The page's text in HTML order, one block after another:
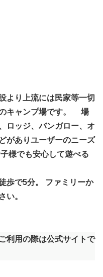
より上流には民家等一切
キャンプ場です。 場
ロッジ、バンガロー、オ
がありユーザーのニーズ
様でも安心して遊べる
歩で5分。 ファミリーか
い。
利用の際は公式サイトで